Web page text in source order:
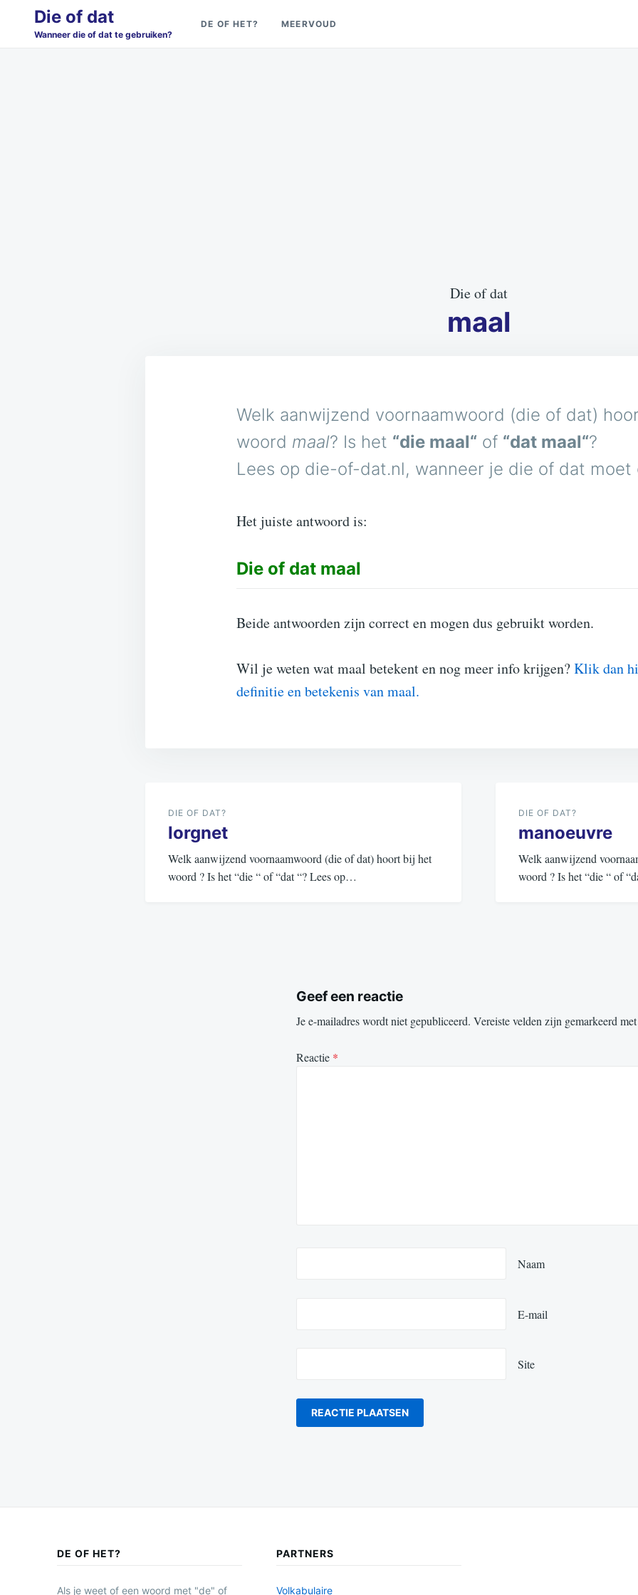
Search
for:
Die of dat
Wanneer die of dat te gebruiken?
DE OF HET? MEERVOUD
Die of dat
maal
Welk aanwijzend voornaamwoord (die of dat)
woord maal? Is het “die maal“ of “dat maal“?
Lees op die-of-dat.nl, wanneer je die of dat moet
Het juiste antwoord is:
Die of dat maal
Beide antwoorden zijn correct en mogen dus gebruikt worden.
Wil je weten wat maal betekent en nog meer info krijgen?Klik dan
definitie en betekenis van maal.
navigatie
DIE OF DAT?
lorgnet
Welk aanwijzend voornaamwoord (die of dat) hoort bij het
woord ? Is het “die “ of “dat “? Lees op…
DIE OF DAT?
manoeuvre
Welk aanwijzend
woord ? Is het “die “ of
Geef een reactie
Je e-mailadres wordt niet gepubliceerd. Vereiste velden zijn gemarkeerd
Reactie *
Naam
E-mail
Site
DE OF HET?
Als je weet of een woord met "de" of
PARTNERS
Volkabulaire